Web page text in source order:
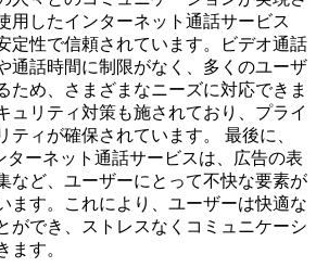
用したインターネット通話サービス
定性で信頼されています。ビデオ通話
通話時間に制限がなく、多くのユーザ
ため、さまざまなニーズに対応できま
ュリティ対策も施されており、プライ
ティが確保されています。 最後に、
ターネット通話サービスは、広告の表
など、ユーザーにとって不快な要素が
ます。これにより、ユーザーは快適な
ができ、ストレスなくコミュニケーシ
ます。